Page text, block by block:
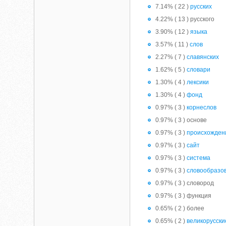
7.14% ( 22 )русских
4.22% ( 13 ) русского
3.90% ( 12 )языка
3.57% ( 11 )слов
2.27% ( 7 )славянских
1.62% ( 5 )словари
1.30% ( 4 )лексики
1.30% ( 4 )фонд
0.97% ( 3 )корнеслов
0.97% ( 3 ) основе
0.97% ( 3 )
0.97% ( 3 )сайт
0.97% ( 3 )система
0.97% ( 3 )
0.97% ( 3 ) словород
0.97% ( 3 ) функция
0.65% ( 2 ) более
0.65% ( 2 )